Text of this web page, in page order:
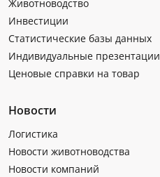
Животноводство
Инвестиции
Статистические базы данных
Индивидуальные презентации
Ценовые справки на товар
Новости
Логистика
Новости животноводства
Новости компаний